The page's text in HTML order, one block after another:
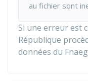
au fichier sont
Si une erreur est
République
données du